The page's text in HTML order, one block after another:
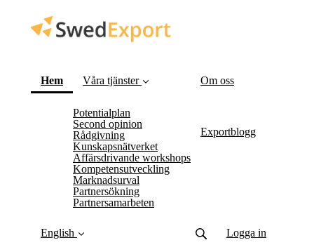
Hem(current)Våra tjänster
Potentialplan
Second opinion
Rådgivning
Kunskapsnätverket
Affärsdrivande workshops
Kompetensutveckling
Marknadsurval
Partnersökning
Partnersamarbeten
Om oss
Exportblogg
English Logga in